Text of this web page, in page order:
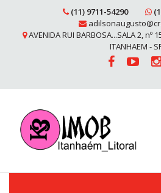
(11) 9711-54290
AVENIDA RUI BARBOSA...SALA 2, nº
ITANHAEM -